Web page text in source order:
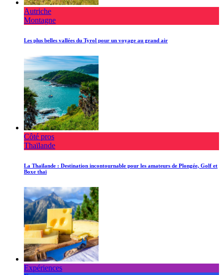
Autriche
Montagne
Les plus belles vallées du Tyrol pour un voyage au grand air
Côté pros
Thaïlande
La Thaïlande : Destination incontournable pour les amateurs de Plongée, Golf et
Boxe thaï
Expériences